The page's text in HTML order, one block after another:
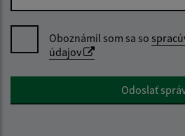
Oboznámil som sa so
údajov
Google reCaptcha ResponseOdoslať